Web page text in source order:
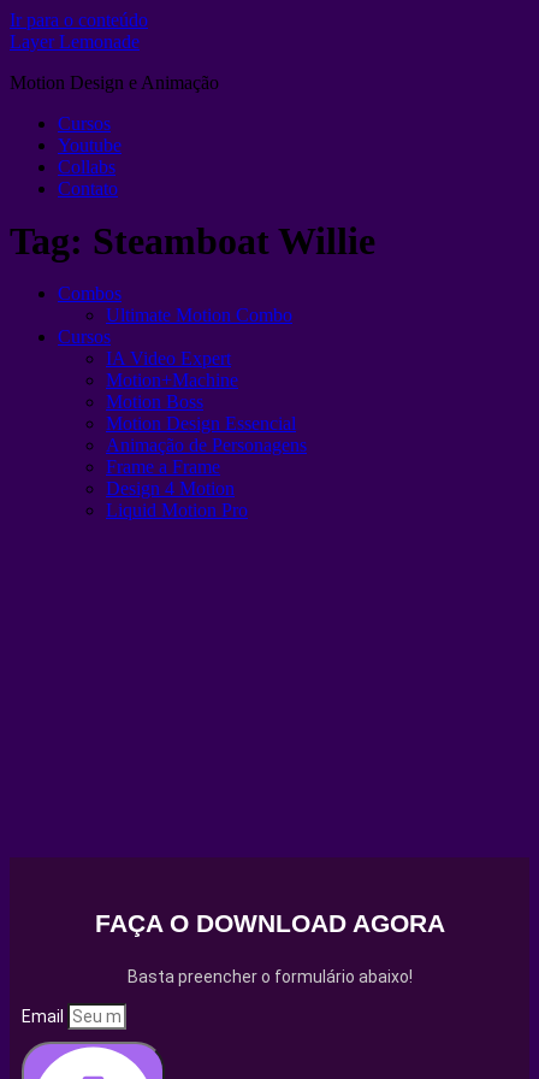
Ir para o conteúdo
Layer Lemonade
Motion Design e Animação
Cursos
Youtube
Collabs
Contato
Tag: Steamboat Willie
Combos
Ultimate Motion Combo
Cursos
IA Video Expert
Motion+Machine
Motion Boss
Motion Design Essencial
Animação de Personagens
Frame a Frame
Design 4 Motion
Liquid Motion Pro
FAÇA O DOWNLOAD AGORA
Basta preencher o formulário abaixo!
Email